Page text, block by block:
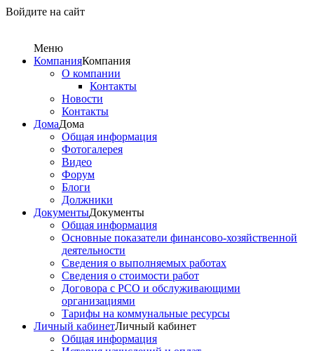
Войдите на сайт
Меню
КомпанияКомпания
О компании
Контакты
Новости
Контакты
ДомаДома
Общая информация
Фотогалерея
Видео
Форум
Блоги
Должники
ДокументыДокументы
Общая информация
Основные показатели финансово-хозяйственной
деятельности
Сведения о выполняемых работах
Сведения о стоимости работ
Договора с РСО и обслуживающими
организациями
Тарифы на коммунальные ресурсы
Личный кабинетЛичный кабинет
Общая информация